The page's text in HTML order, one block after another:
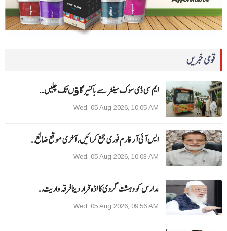
قومی خبریں
ایم سی ڈی سوک سینٹر سے باکنیر گاﺅں تک چلیں…
Wed, 05 Aug 2026, 10:05 AM
ایس آئی آر فارم فوری جمع کرائیں، آخری موقع ضائع…
Wed, 05 Aug 2026, 10:03 AM
مدارس کو دہشت گردی کا اڈہ قرار دینا فرقہ واریت…
Wed, 05 Aug 2026, 09:56 AM